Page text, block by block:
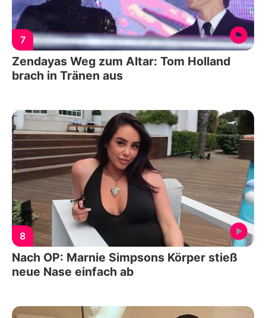
7
Zendayas Weg zum Altar: Tom Holland
brach in Tränen aus
8
Nach OP: Marnie Simpsons Körper stieß
neue Nase einfach ab